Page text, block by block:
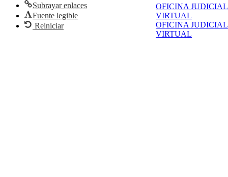
OFICINA JUDICIAL
VIRTUAL
OFICINA JUDICIAL
VIRTUAL
Subrayar enlaces
Fuente legible
Reiniciar